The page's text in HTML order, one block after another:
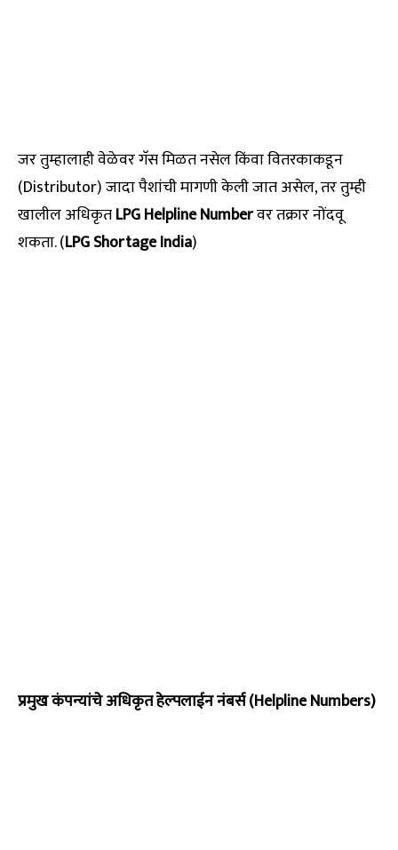
जर तुम्हालाही वेळेवर गॅस मिळत नसेल किंवा वितरकाकडून
(Distributor) जादा पैशांची मागणी केली जात असेल, तर तुम्ही
खालील अधिकृतLPG Helpline Numberवर तक्रार नोंदवू
शकता. (LPG Shortage India)
प्रमुख कंपन्यांचे अधिकृत हेल्पलाईन नंबर्स (Helpline Numbers)